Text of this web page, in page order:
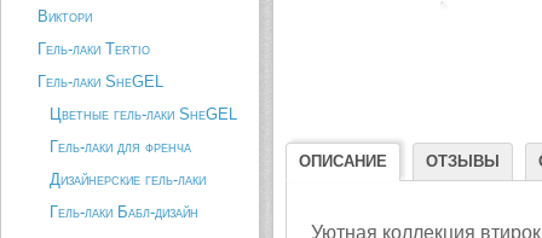
Виктори
Гель-лаки Tertio
Гель-лаки SheGEL
Цветные гель-лаки SheGEL
Гель-лаки для френча
Дизайнерские гель-лаки
Гель-лаки Бабл-дизайн
ОПИСАНИЕ ОТЗЫВЫ
Уютная коллекция